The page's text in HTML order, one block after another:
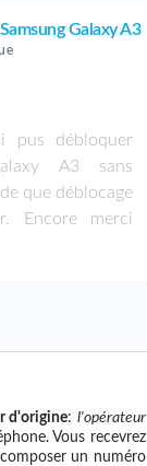
Samsung Galaxy A3
pus débloquer
A3 sans
que déblocage
Encore merci
d'origine:l'opérateur
Vous recevrez
un numéro